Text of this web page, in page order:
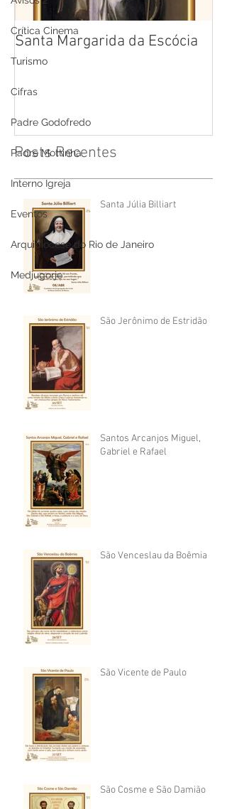
Crítica Cinema
Turismo
Cifras
Padre Godofredo
Padre Mottinha
Interno Igreja
Eventos
Arquidiocese do Rio de Janeiro
Medjugorje
Santa Margarida da Escócia
Posts Recentes
Santa Júlia Billiart
São Jerônimo de Estridão
Santos Arcanjos Miguel,
Gabriel e Rafael
São Venceslau da Boêmia
São Vicente de Paulo
São Cosme e São Damião